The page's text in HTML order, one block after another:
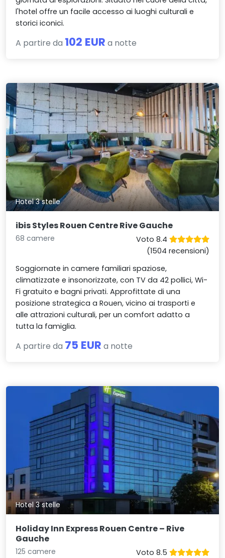
l'hotel offre un facile accesso ai luoghi culturali e
storici iconici.
A partire da 102 EUR a notte
Hotel 3 stelle
ibis Styles Rouen Centre Rive Gauche
68 camere
Voto 8.4
(1504 recensioni)
Soggiornate in camere familiari spaziose,
climatizzate e insonorizzate, con TV da 42 pollici, Wi-
Fi gratuito e bagni privati. Approfittate di una
posizione strategica a Rouen, vicino ai trasporti e
alle attrazioni culturali, per un comfort adatto a
tutta la famiglia.
A partire da 75 EUR a notte
Hotel 3 stelle
Holiday Inn Express Rouen Centre – Rive
Gauche
125 camere
Voto 8.5